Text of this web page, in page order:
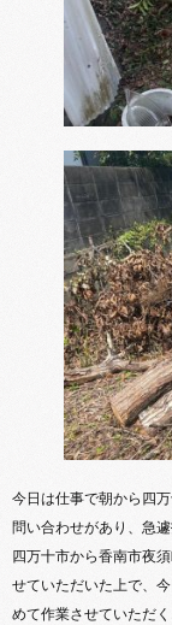
今日は仕事で朝から四
問い合わせがあり、急
四万十市から香南市夜
せていただいた上で、
めて作業させていただく